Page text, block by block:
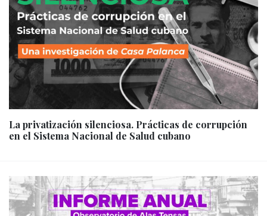
La privatización silenciosa. Prácticas de corrupción
en el Sistema Nacional de Salud cubano